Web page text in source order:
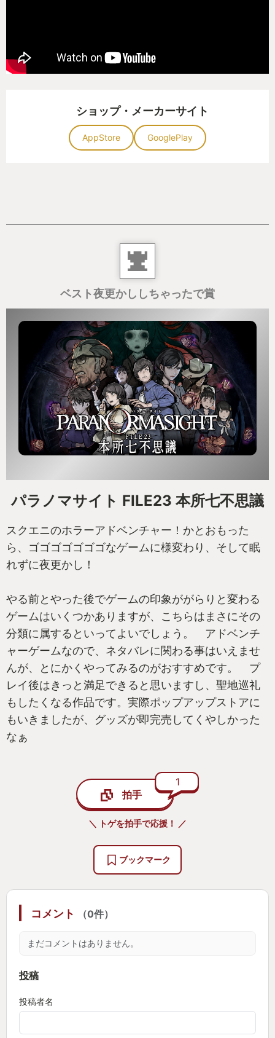
ショップ・メーカーサイト
AppStore GooglePlay
ベスト夜更かししちゃったで賞
パラノマサイト FILE23 本所七不思議
スクエニのホラーアドベンチャー！かとおもった
ら、ゴゴゴゴゴゴゴなゲームに様変わり、そして眠
れずに夜更かし！
やる前とやった後でゲームの印象ががらりと変わる
ゲームはいくつかありますが、こちらはまさにその
分類に属するといってよいでしょう。 アドベンチ
ャーゲームなので、ネタバレに関わる事はいえませ
んが、とにかくやってみるのがおすすめです。 プ
レイ後はきっと満足できると思いますし、聖地巡礼
もしたくなる作品です。実際ポップアップストアに
もいきましたが、グッズが即完売してくやしかった
なぁ
拍手
1
＼ トゲを拍手で応援！ ／
ブックマーク
コメント （0件）
まだコメントはありません。
投稿
投稿者名